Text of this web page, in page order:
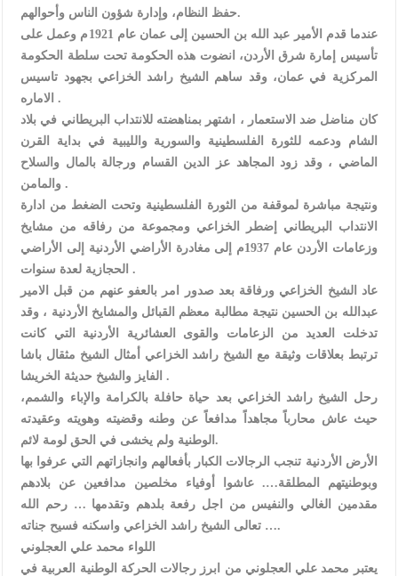
حفظ النظام، وإدارة شؤون الناس وأحوالهم.
عندما قدم الأمير عبد الله بن الحسين إلى عمان عام 1921م وعمل على
تأسيس إمارة شرق الأردن، انضوت هذه الحكومة تحت سلطة الحكومة
المركزية في عمان، وقد ساهم الشيخ راشد الخزاعي بجهود تاسيس
الاماره .
كان مناضل ضد الاستعمار ، اشتهر بمناهضته للانتداب البريطاني في بلاد
الشام ودعمه للثورة الفلسطينية والسورية والليبية في بداية القرن
الماضي ، وقد زود المجاهد عز الدين القسام ورجالة بالمال والسلاح
والمامن .
ونتيجة مباشرة لموقفة من الثورة الفلسطينية وتحت الضغط من ادارة
الانتداب البريطاني إضطر الخزاعي ومجموعة من رفاقه من مشايخ
وزعامات الأردن عام 1937م إلى مغادرة الأراضي الأردنية إلى الأراضي
الحجازية لعدة سنوات .
عاد الشيخ الخزاعي ورفاقة بعد صدور امر بالعفو عنهم من قبل الامير
عبدالله بن الحسين نتيجة مطالبة معظم القبائل والمشايخ الأردنية ، وقد
تدخلت العديد من الزعامات والقوى العشائرية الأردنية التي كانت
ترتبط بعلاقات وثيقة مع الشيخ راشد الخزاعي أمثال الشيخ مثقال باشا
الفايز والشيخ حديثة الخريشا .
رحل الشيخ راشد الخزاعي بعد حياة حافلة بالكرامة والإباء والشمم،
حيث عاش محارباً مجاهداً مدافعاً عن وطنه وقضيته وهويته وعقيدته
الوطنية ولم يخشى في الحق لومة لائم.
الأرض الأردنية تنجب الرجالات الكبار بأفعالهم وانجازاتهم التي عرفوا بها
وبوطنيتهم المطلقة…. عاشوا أوفياء مخلصين مدافعين عن بلادهم
مقدمين الغالي والنفيس من اجل رفعة بلدهم وتقدمها … رحم الله
تعالى الشيخ راشد الخزاعي واسكنه فسيح جناته ….
اللواء محمد علي العجلوني
يعتبر محمد علي العجلوني من ابرز رجالات الحركة الوطنية العربية في